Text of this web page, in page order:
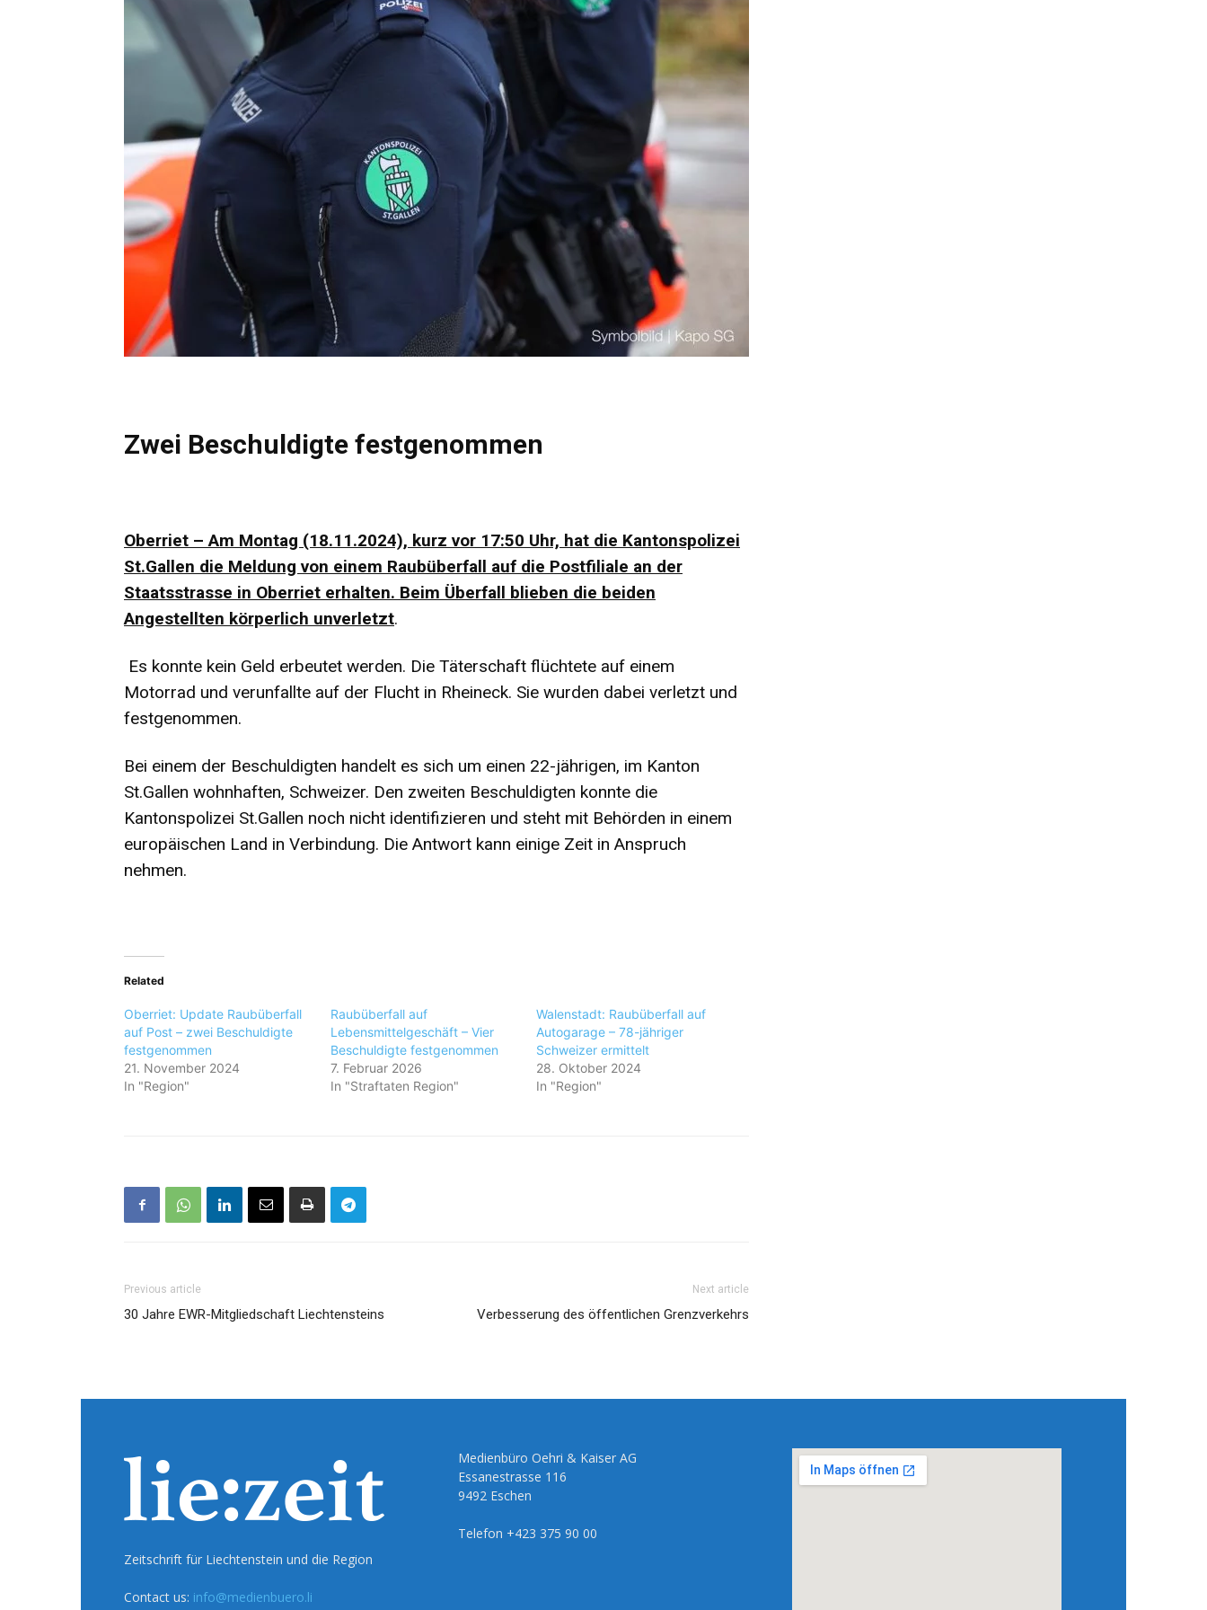
Zwei Beschuldigte festgenommen
Oberriet – Am Montag (18.11.2024), kurz vor 17:50 Uhr, hat die Kantonspolizei
St.Gallen die Meldung von einem Raubüberfall auf die Postfiliale an der
Staatsstrasse in Oberriet erhalten. Beim Überfall blieben die beiden
Angestellten körperlich unverletzt.
Es konnte kein Geld erbeutet werden. Die Täterschaft flüchtete auf einem
Motorrad und verunfallte auf der Flucht in Rheineck. Sie wurden dabei verletzt und
festgenommen.
Bei einem der Beschuldigten handelt es sich um einen 22-jährigen, im Kanton
St.Gallen wohnhaften, Schweizer. Den zweiten Beschuldigten konnte die
Kantonspolizei St.Gallen noch nicht identifizieren und steht mit Behörden in einem
europäischen Land in Verbindung. Die Antwort kann einige Zeit in Anspruch
nehmen.
Related
Oberriet: Update Raubüberfall
auf Post – zwei Beschuldigte
festgenommen
21. November 2024
In "Region"
Raubüberfall auf
Lebensmittelgeschäft – Vier
Beschuldigte festgenommen
7. Februar 2026
In "Straftaten Region"
Walenstadt: Raubüberfall auf
Autogarage – 78-jähriger
Schweizer ermittelt
28. Oktober 2024
In "Region"
Previous article
30 Jahre EWR-Mitgliedschaft Liechtensteins
Next article
Verbesserung des öffentlichen Grenzverkehrs
Zeitschrift für Liechtenstein und die Region
Contact us: info@medienbuero.li
Medienbüro Oehri & Kaiser AG
Essanestrasse 116
9492 Eschen
Telefon +423 375 90 00